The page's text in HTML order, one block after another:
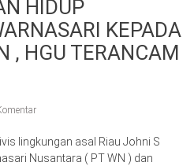
HIDUP
KEPADA
, HGU TERANCAM
lingkungan asal Riau Johni S
Nusantara ( PT WN ) dan